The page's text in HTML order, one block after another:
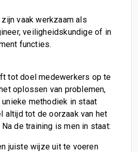
vaak werkzaam als
veiligheidskundige of in
functies.
tot doel medewerkers op te
oplossen van problemen,
methodiek in staat
altijd tot de oorzaak van het
de training is men in staat:
juiste wijze uit te voeren